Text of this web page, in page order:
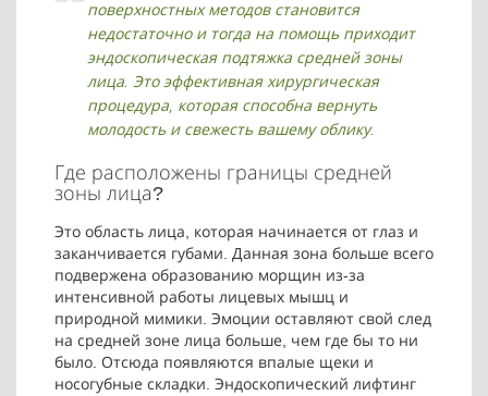
поверхностных методов становится
недостаточно и тогда на помощь приходит
эндоскопическая подтяжка средней зоны
лица. Это эффективная хирургическая
процедура, которая способна вернуть
молодость и свежесть вашему облику.
Где расположены границы средней
зоны лица?
Это область лица, которая начинается от глаз и
заканчивается губами. Данная зона больше всего
подвержена образованию морщин из-за
интенсивной работы лицевых мышц и
природной мимики. Эмоции оставляют свой след
на средней зоне лица больше, чем где бы то ни
было. Отсюда появляются впалые щеки и
носогубные складки. Эндоскопический лифтинг